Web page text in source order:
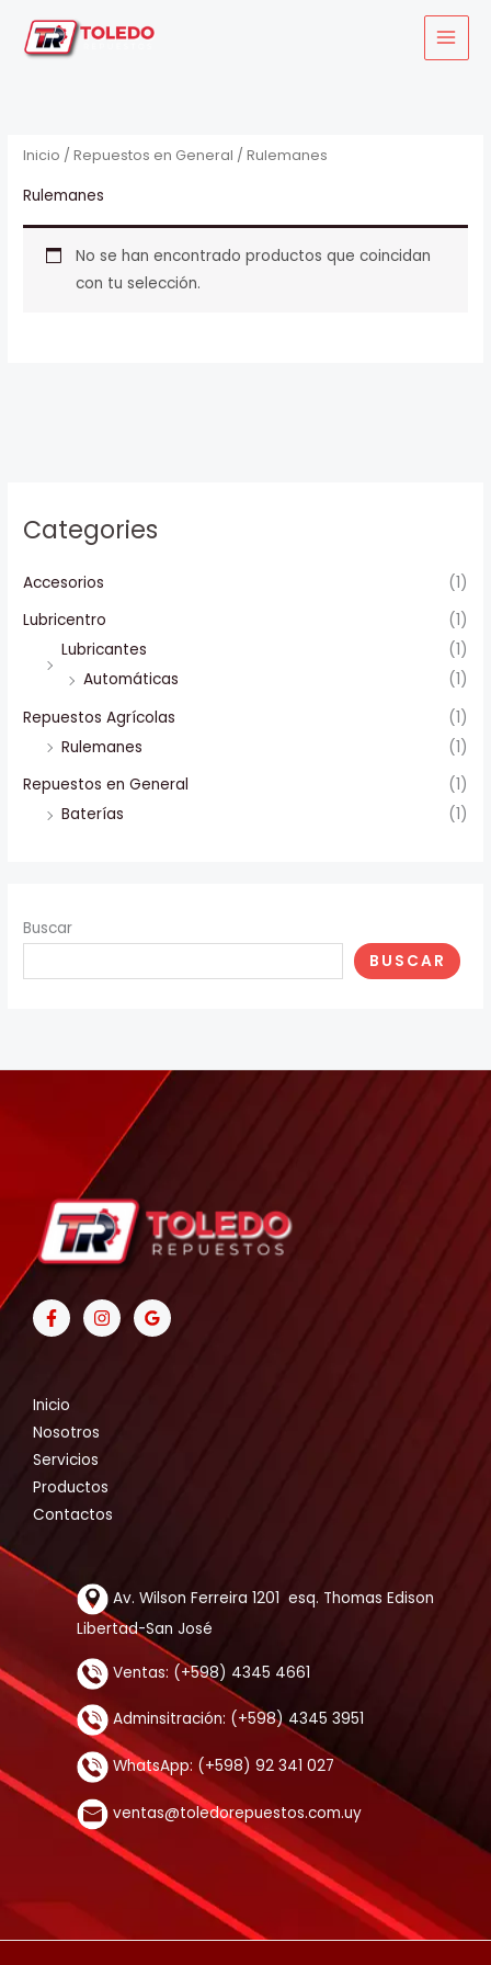
Categories
Accesorios
(1)
Lubricentro
(1)
Lubricantes
(1)
Automáticas
(1)
Repuestos Agrícolas
(1)
Rulemanes
(1)
Repuestos en General
(1)
Baterías
(1)
Buscar
BUSCAR
Inicio /Repuestos en General / Rulemanes
Rulemanes
No se han encontrado productos que coincidan
con tu selección.
Inicio
Nosotros
Servicios
Productos
Contactos
Av. Wilson Ferreira 1201 esq. Thomas Edison
Libertad-San José
Ventas: (+598) 4345 4661
Adminsitración: (+598) 4345 3951
WhatsApp: (+598) 92 341 027
ventas@toledorepuestos.com.uy